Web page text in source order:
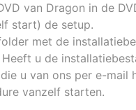
van Dragon in de
start) de setup.
met de
u de
u van ons per e-mail
vanzelf starten.